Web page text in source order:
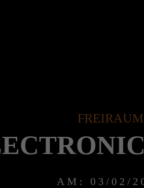
FREIRAUM
AM: 03/02/